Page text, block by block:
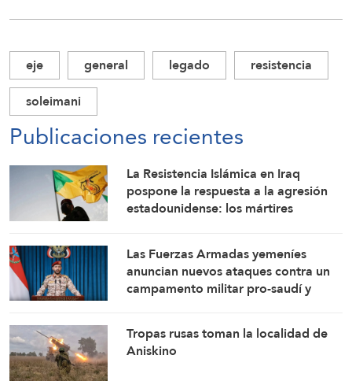
eje general legado
resistencia
soleimani
Publicaciones recientes
La Resistencia Islámica en Iraq
pospone la respuesta a la agresión
estadounidense: los mártires
Las Fuerzas Armadas yemeníes
anuncian nuevos ataques contra un
campamento militar pro-saudí y
asedio y escalada por escalada
Tropas rusas toman la localidad de
Aniskino